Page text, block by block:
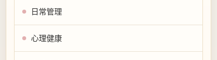
日常管理
心理健康